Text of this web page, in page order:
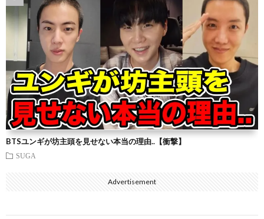
BTSユンギが坊主頭を見せない本当の理由..【衝撃】
SUGA
Advertisement